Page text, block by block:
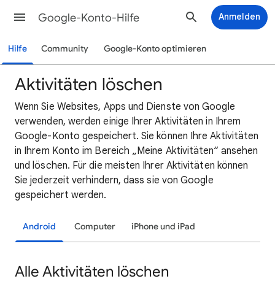
Google-Konto-Hilfe Anmelden
Hilfe Community Google-Konto optimieren
Aktivitäten löschen
Wenn Sie Websites, Apps und Dienste von Google
verwenden, werden einige Ihrer Aktivitäten in Ihrem
Google-Konto gespeichert. Sie können Ihre Aktivitäten
in Ihrem Konto im Bereich „Meine Aktivitäten“ ansehen
und löschen. Für die meisten Ihrer Aktivitäten können
Sie jederzeit verhindern, dass sie von Google
gespeichert werden.
Android Computer iPhone und iPad
Alle Aktivitäten löschen